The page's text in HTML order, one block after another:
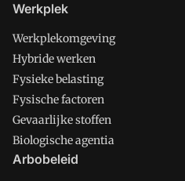
Werkplek
Werkplekomgeving
Hybride werken
Fysieke belasting
Fysische factoren
Gevaarlijke stoffen
Biologische agentia
Arbobeleid